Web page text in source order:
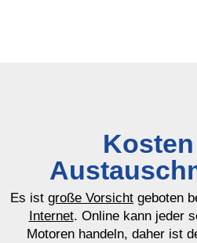
Es ist große Vorsicht geboten
Internet. Online kann jeder
Motoren handeln, daher ist